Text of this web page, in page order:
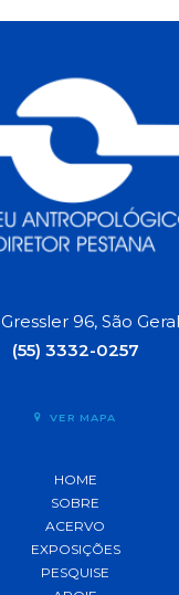
96, São
(55) 3332-0257
VER MAPA
HOME
SOBRE
ACERVO
EXPOSIÇÕES
PESQUISE